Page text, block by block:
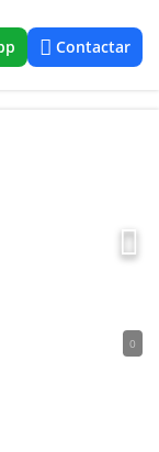
Contactar
0